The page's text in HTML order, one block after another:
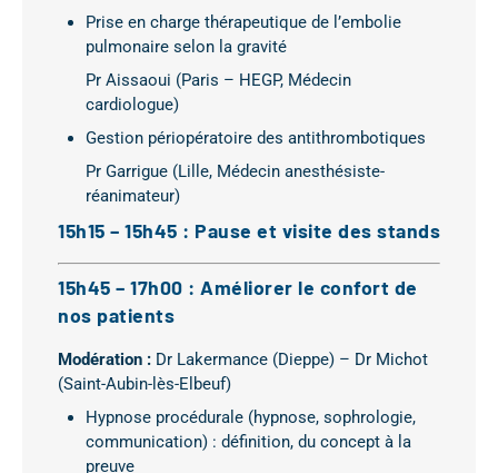
Prise en charge thérapeutique de l’embolie
pulmonaire selon la gravité
Pr Aissaoui (Paris – HEGP, Médecin
cardiologue)
Gestion périopératoire des antithrombotiques
Pr Garrigue (Lille, Médecin anesthésiste-
réanimateur)
15h15 – 15h45 : Pause et visite des stands
15h45 – 17h00 : Améliorer le confort de
nos patients
Modération : Dr Lakermance (Dieppe) – Dr Michot
(Saint-Aubin-lès-Elbeuf)
Hypnose procédurale (hypnose, sophrologie,
communication) : définition, du concept à la
preuve